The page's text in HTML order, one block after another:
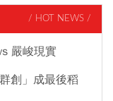
/ HOT NEWS /
嚴峻現實
創」成最後稻